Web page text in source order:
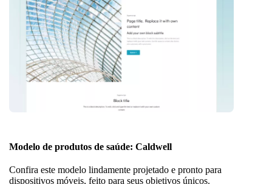
Modelo de produtos de saúde: Caldwell
Confira este modelo lindamente projetado e pronto para
dispositivos móveis, feito para seus objetivos únicos.